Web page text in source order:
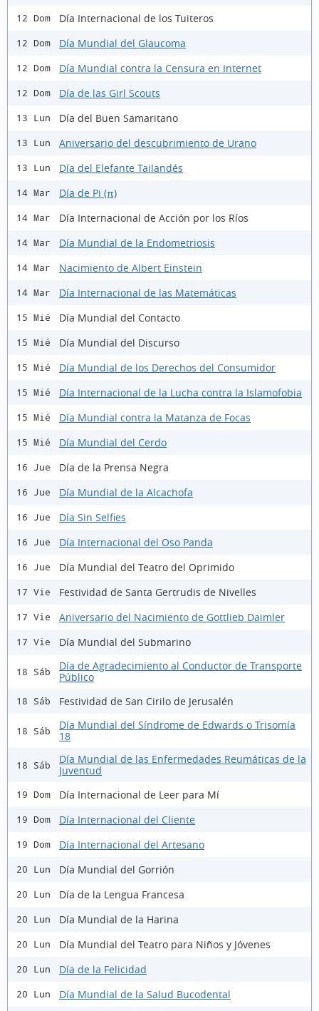
12 Dom Día Internacional de los Tuiteros
12 Dom Día Mundial del Glaucoma
12 Dom Día Mundial contra la Censura en Internet
12 Dom Día de las Girl Scouts
13 Lun Día del Buen Samaritano
13 Lun Aniversario del descubrimiento de Urano
13 Lun Día del Elefante Tailandés
14 Mar Día de Pi (π)
14 Mar Día Internacional de Acción por los Ríos
14 Mar Día Mundial de la Endometriosis
14 Mar Nacimiento de Albert Einstein
14 Mar Día Internacional de las Matemáticas
15 Mié Día Mundial del Contacto
15 Mié Día Mundial del Discurso
15 Mié Día Mundial de los Derechos del Consumidor
15 Mié Día Internacional de la Lucha contra la Islamofobia
15 Mié Día Mundial contra la Matanza de Focas
15 Mié Día Mundial del Cerdo
16 Jue Día de la Prensa Negra
16 Jue Día Mundial de la Alcachofa
16 Jue Día Sin Selfies
16 Jue Día Internacional del Oso Panda
16 Jue Día Mundial del Teatro del Oprimido
17 Vie Festividad de Santa Gertrudis de Nivelles
17 Vie Aniversario del Nacimiento de Gottlieb Daimler
17 Vie Día Mundial del Submarino
18 Sáb
Día de Agradecimiento al Conductor de Transporte
Público
18 Sáb Festividad de San Cirilo de Jerusalén
18 Sáb
Día Mundial del Síndrome de Edwards o Trisomía
18
18 Sáb
Día Mundial de las Enfermedades Reumáticas de la
Juventud
19 Dom Día Internacional de Leer para Mí
19 Dom Día Internacional del Cliente
19 Dom Día Internacional del Artesano
20 Lun Día Mundial del Gorrión
20 Lun Día de la Lengua Francesa
20 Lun Día Mundial de la Harina
20 Lun Día Mundial del Teatro para Niños y Jóvenes
20 Lun Día de la Felicidad
20 Lun Día Mundial de la Salud Bucodental